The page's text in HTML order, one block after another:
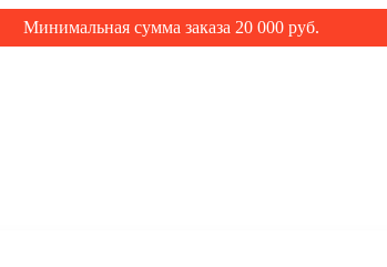
Минимальная сумма заказа 20 000 руб.